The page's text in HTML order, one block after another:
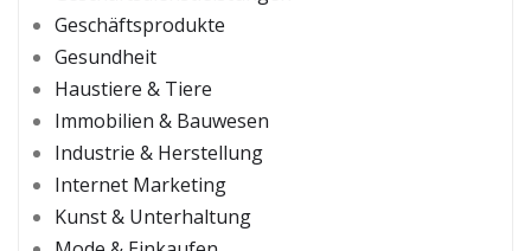
Geschäftsprodukte
Gesundheit
Haustiere & Tiere
Immobilien & Bauwesen
Industrie & Herstellung
Internet Marketing
Kunst & Unterhaltung